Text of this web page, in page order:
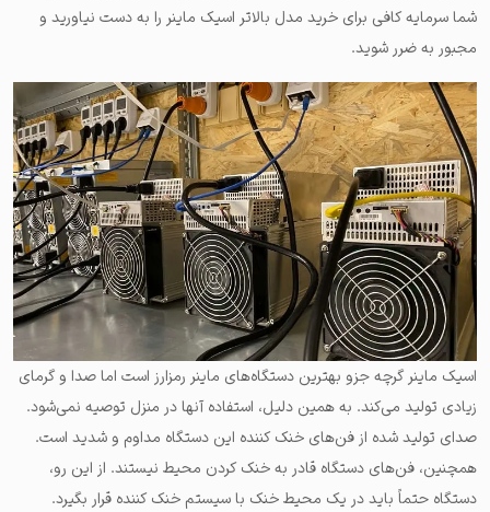
شما سرمایه کافی برای خرید مدل بالاتر اسیک ماینر را به دست نیاورید و
مجبور به ضرر شوید.
اسیک ماینر گرچه جزو بهترین دستگاه‌های ماینر رمزارز است اما صدا و گرمای
زیادی تولید می‌کند. به همین دلیل، استفاده آنها در منزل توصیه نمی‌شود.
صدای تولید شده از فن‌های خنک کننده این دستگاه مداوم و شدید است.
همچنین، فن‌های دستگاه قادر به خنک کردن محیط نیستند. از این رو،
دستگاه حتماً باید در یک محیط خنک با سیستم خنک کننده قرار بگیرد.